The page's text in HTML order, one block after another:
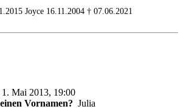
Joyce 16.11.2004 † 07.06.2021
Mai 2013, 19:00
Vornamen? Julia